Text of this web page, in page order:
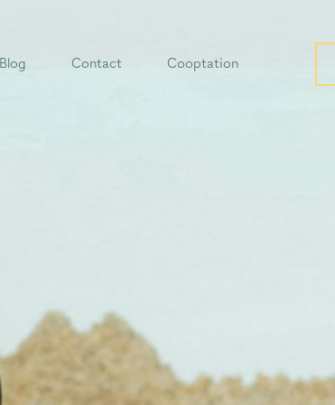
Blog Contact Cooptation